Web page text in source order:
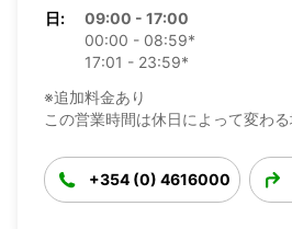
日:
09:00 - 17:00
00:00 - 08:59*
17:01 - 23:59*
※追加料金あり
この営業時間は休日によって変わる
+354 (0) 4616000